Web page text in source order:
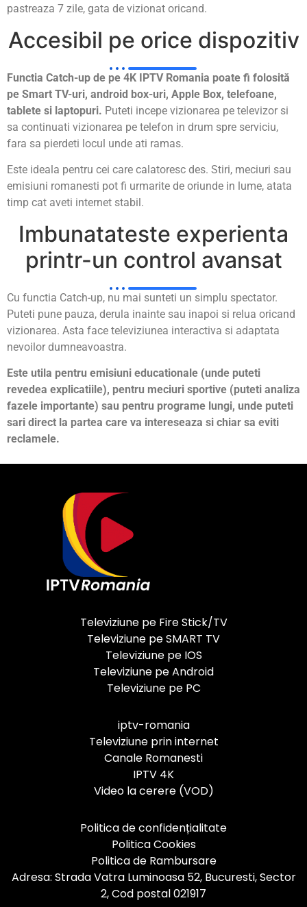
pastreaza 7 zile, gata de vizionat oricand.
Accesibil pe orice dispozitiv
Functia Catch-up de pe 4K IPTV Romania poate fi folosită
pe Smart TV-uri, android box-uri, Apple Box, telefoane,
tablete si laptopuri. Puteti incepe vizionarea pe televizor si
sa continuati vizionarea pe telefon in drum spre serviciu,
fara sa pierdeti locul unde ati ramas.
Este ideala pentru cei care calatoresc des. Stiri, meciuri sau
emisiuni romanesti pot fi urmarite de oriunde in lume, atata
timp cat aveti internet stabil.
Imbunatateste experienta
printr-un control avansat
Cu functia Catch-up, nu mai sunteti un simplu spectator.
Puteti pune pauza, derula inainte sau inapoi si relua oricand
vizionarea. Asta face televiziunea interactiva si adaptata
nevoilor dumneavoastra.
Este utila pentru emisiuni educationale (unde puteti
revedea explicatiile), pentru meciuri sportive (puteti analiza
fazele importante) sau pentru programe lungi, unde puteti
sari direct la partea care va intereseaza si chiar sa eviti
reclamele.
Televiziune pe Fire Stick/TV
Televiziune pe SMART TV
Televiziune pe IOS
Televiziune pe Android
Televiziune pe PC
iptv-romania
Televiziune prin internet
Canale Romanesti
IPTV 4K
Video la cerere (VOD)
Politica de confidențialitate
Politica Cookies
Politica de Rambursare
Adresa: Strada Vatra Luminoasa 52, Bucuresti, Sector
2, Cod postal 021917